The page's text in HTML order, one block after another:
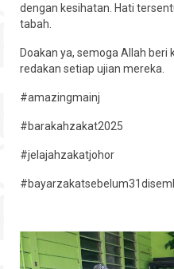
Pembangunan Asnaf
Hubungi
dengan kesihatan. Hati
tabah.
Doakan ya, semoga Allah
redakan setiap ujian mereka.
#amazingmainj
#barakahzakat2025
#jelajahzakatjohor